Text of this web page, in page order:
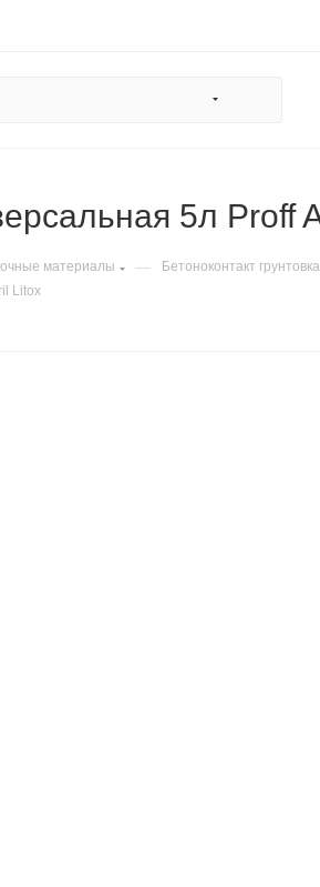
5л Proff
материалы — Бетоноконтакт грунтовка
Litox